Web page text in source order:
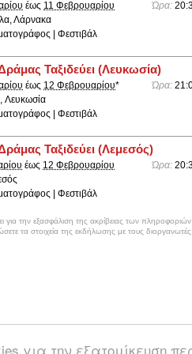
για την εξατομίκευση
έως 11 Φεβρουαρίου Ώρα:
Λάρνακα
| Φεστιβάλ
Ταξιδεύει (Λευκωσία)
έως 12 Φεβρουαρίου* Ώρα:
Λευκωσία
| Φεστιβάλ
Ταξιδεύει (Λεμεσός)
έως 12 Φεβρουαρίου Ώρα:
| Φεστιβάλ
για την εξασφάλιση της ακρίβειας των
τα στοιχεία της εκδήλωσης με τους διοργανωτές.